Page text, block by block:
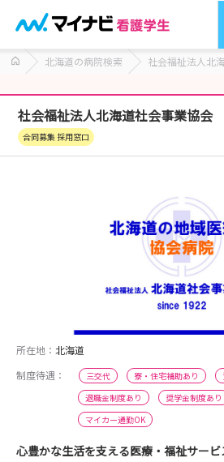
北海道の病院検索 社会福祉法人北
社会福祉法人北海道社会事業協会
合同募集 採用窓口
所在地： 北海道
制度待遇：
三交代 寮・住宅補助あり
退職金制度あり
奨学金制度あり
マイカー通勤OK
心豊かな生活を支える医療・福祉サービ